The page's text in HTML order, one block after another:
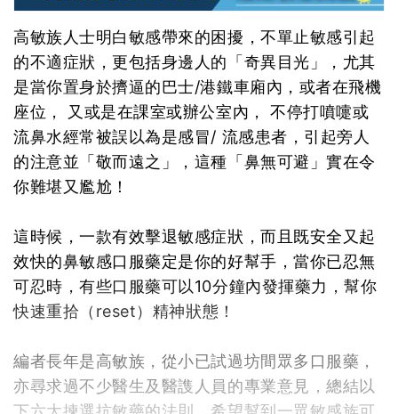
高敏族人士明白敏感帶來的困擾，不單止敏感引起
的不適症狀，更包括身邊人的「奇異目光」，尤其
是當你置身於擠逼的巴士/港鐵車廂內，或者在飛機
座位， 又或是在課室或辦公室內， 不停打噴嚏或
流鼻水經常被誤以為是感冒/ 流感患者，引起旁人
的注意並「敬而遠之」，這種「鼻無可避」實在令
你難堪又尷尬！
這時候，一款有效擊退敏感症狀，而且既安全又起
效快的鼻敏感口服藥定是你的好幫手，當你已忍無
可忍時，有些口服藥可以10分鐘內發揮藥力，幫你
快速重拾（reset）精神狀態！
編者長年是高敏族，從小已試過坊間眾多口服藥，
亦尋求過不少醫生及醫謢人員的專業意見，總結以